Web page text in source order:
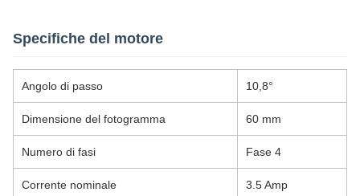
Specifiche del motore
Angolo di passo 10,8°
Dimensione del fotogramma 60 mm
Numero di fasi Fase 4
Corrente nominale 3.5 Amp